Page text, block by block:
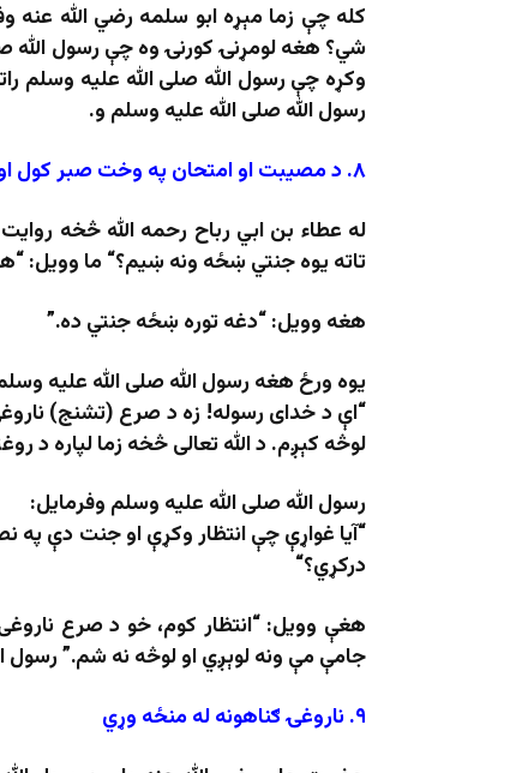
کله چې زما مېړه ابو سلمه رضي الله
شي؟ هغه لومړنۍ کورنۍ وه چې رسول
وکړه چې رسول الله صلی الله علیه وسلم
رسول الله صلی الله علیه وسلم و.
۸. د مصیبت او امتحان په وخت صبر کول
له عطاء بن ابي رباح رحمه الله څخه
تاته یوه جنتي ښځه ونه ښیم؟“ ما وویل:
هغه وویل: “دغه توره ښځه جنتي ده.”
یوه ورځ هغه رسول الله صلی الله علیه
“اې د خدای رسوله! زه د صرع (تشنج)
لوڅه کېږم. د الله تعالی څخه زما لپاره د
رسول الله صلی الله علیه وسلم وفرمایل:
“آیا غواړې چې انتظار وکړې او جنت دې په
درکړي؟“
هغې وویل:“انتظار کوم، خو د صرع
جامې مې ونه لوېږي او لوڅه نه شم.”رسول
۹. ناروغۍ ګناهونه له منځه وړي